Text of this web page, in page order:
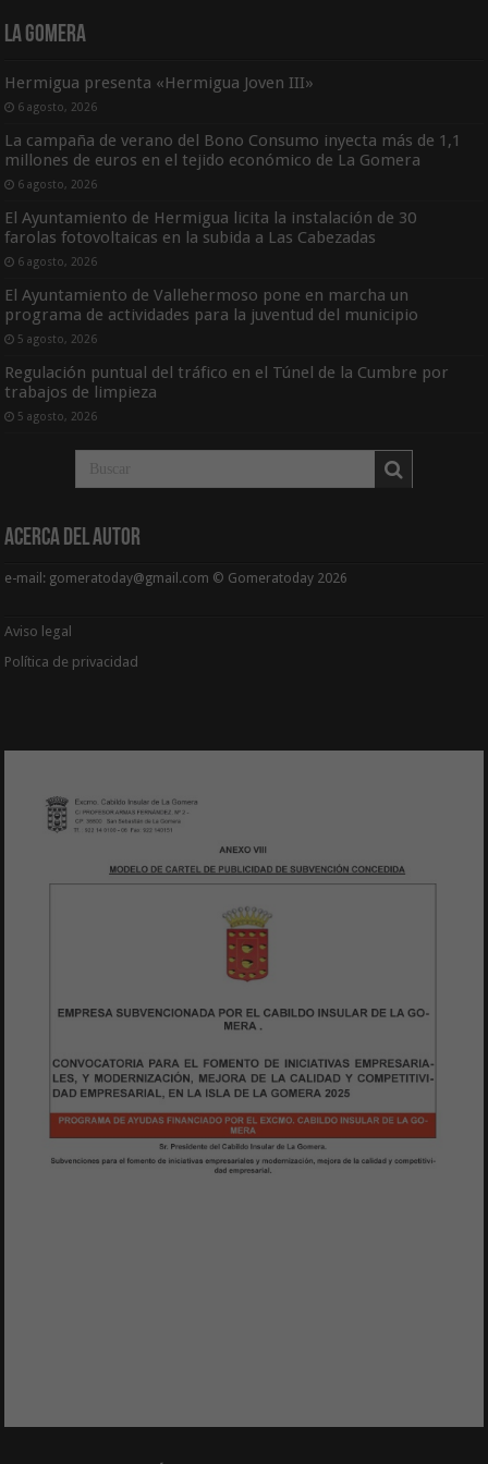
La Gomera
Hermigua presenta «Hermigua Joven III»
6 agosto, 2026
La campaña de verano del Bono Consumo inyecta más de 1,1
millones de euros en el tejido económico de La Gomera
6 agosto, 2026
El Ayuntamiento de Hermigua licita la instalación de 30
farolas fotovoltaicas en la subida a Las Cabezadas
6 agosto, 2026
El Ayuntamiento de Vallehermoso pone en marcha un
programa de actividades para la juventud del municipio
5 agosto, 2026
Regulación puntual del tráfico en el Túnel de la Cumbre por
trabajos de limpieza
5 agosto, 2026
Acerca del Autor
e-mail: gomeratoday@gmail.com © Gomeratoday 2026
Aviso legal
Política de privacidad